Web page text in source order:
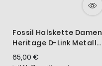
Fossil Halskette Damen
Heritage D-Link Metall
JA7243040
65,00 €